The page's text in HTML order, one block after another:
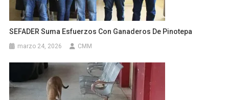
SEFADER Suma Esfuerzos Con Ganaderos De Pinotepa
marzo 24, 2026 CMM